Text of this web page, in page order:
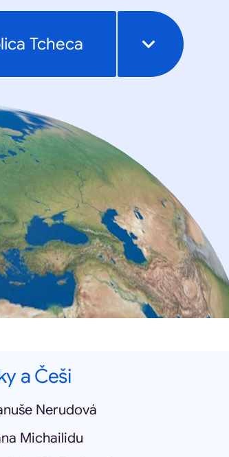
Tcheca
a Češi
Nerudová
Michailidu